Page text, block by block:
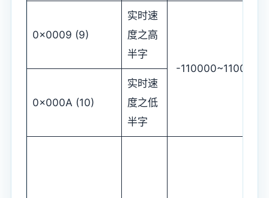
0x0009 (9)
实时速
度之高
半字
-110000~110000
0x000A (10)
实时速
度之低
半字